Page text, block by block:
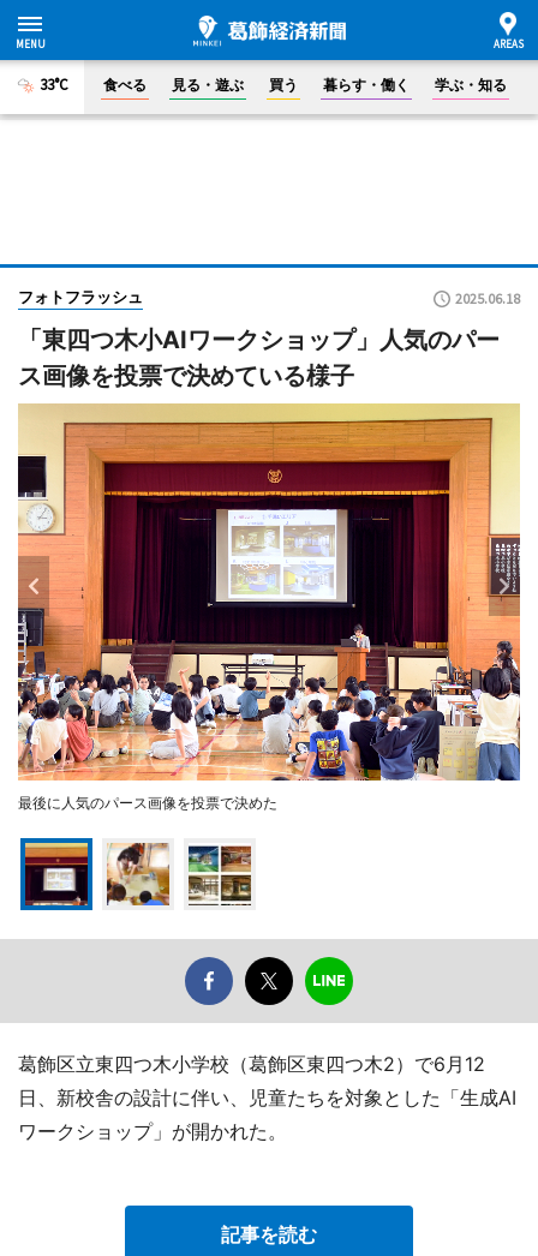
33°C 食べる 見る・遊ぶ 買う 暮らす・働く 学ぶ・知る
フォトフラッシュ 2025.06.18
「東四つ木小AIワークショップ」人気のパー
ス画像を投票で決めている様子
最後に人気のパース画像を投票で決めた
葛飾区立東四つ木小学校（葛飾区東四つ木2）で6月12
日、新校舎の設計に伴い、児童たちを対象とした「生成AI
ワークショップ」が開かれた。
記事を読む